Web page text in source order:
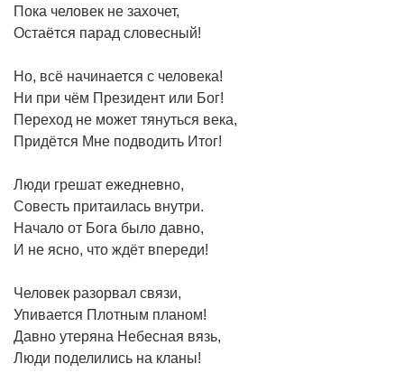
Пока человек не захочет,
Остаётся парад словесный!
Но, всё начинается с человека!
Ни при чём Президент или Бог!
Переход не может тянуться века,
Придётся Мне подводить Итог!
Люди грешат ежедневно,
Совесть притаилась внутри.
Начало от Бога было давно,
И не ясно, что ждёт впереди!
Человек разорвал связи,
Упивается Плотным планом!
Давно утеряна Небесная вязь,
Люди поделились на кланы!